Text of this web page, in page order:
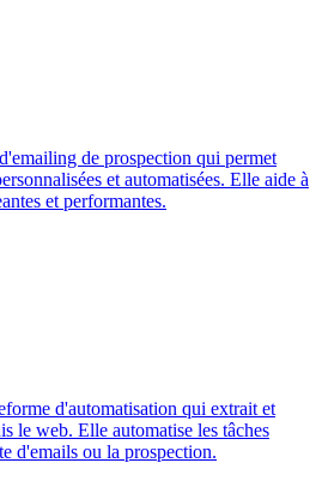
de prospection qui permet
et automatisées. Elle aide à
et performantes.
d'automatisation qui extrait et
le web. Elle automatise les tâches
d'emails ou la prospection.